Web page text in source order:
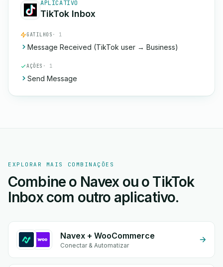
APLICATIVO
TikTok Inbox
GATILHOS · 1
Message Received (TikTok user → Business)
AÇÕES · 1
Send Message
EXPLORAR MAIS COMBINAÇÕES
Combine o Navex ou o TikTok
Inbox com outro aplicativo.
Navex + WooCommerce
Conectar & Automatizar